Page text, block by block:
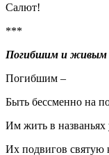
Салют!
***
Погибшим и живым
Погибшим –
Быть бессменно на
Им жить в
Их подвигов святую